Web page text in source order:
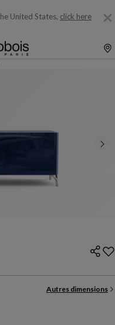
United States, click here
Autres dimensions